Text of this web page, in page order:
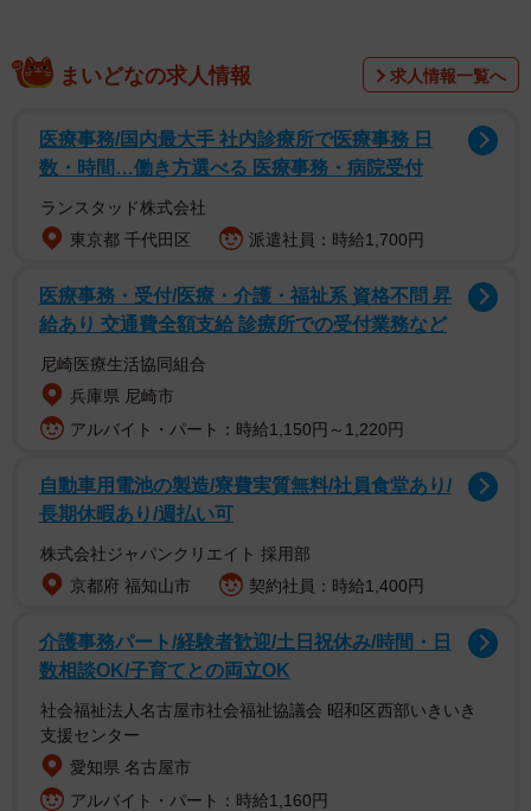
この投稿をInstagramで見る
まいどなの求人情報 求人情報一覧へ
医療事務/国内最大手 社内診療所で医療事務 日
数・時間…働き方選べる 医療事務・病院受付
ランスタッド株式会社
東京都 千代田区
派遣社員：時給1,700円
医療事務・受付/医療・介護・福祉系 資格不問 昇
給あり 交通費全額支給 診療所での受付業務など
尼崎医療生活協同組合
兵庫県 尼崎市
アルバイト・パート：時給1,150円～1,220円
自動車用電池の製造/寮費実質無料/社員食堂あり/
長期休暇あり/週払い可
株式会社ジャパンクリエイト 採用部
京都府 福知山市
契約社員：時給1,400円
介護事務パート/経験者歓迎/土日祝休み/時間・日
数相談OK/子育てとの両立OK
社会福祉法人名古屋市社会福祉協議会 昭和区西部いきいき
支援センター
愛知県 名古屋市
アルバイト・パート：時給1,160円